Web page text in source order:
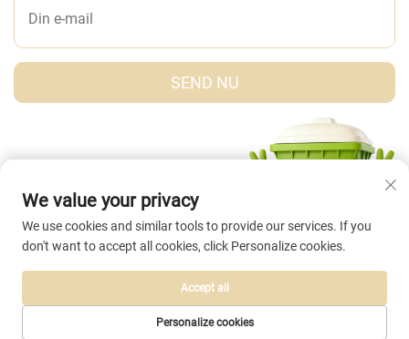
SEND NU
Copyright © Taizhou Abei Plastic Co., Ltd. Alle rettigheder forbeholdes. |
Privatlivspolitik
We value your privacy
We use cookies and similar tools to provide our services. If you
don't want to accept all cookies, click Personalize cookies.
Personalize cookies
Accept all